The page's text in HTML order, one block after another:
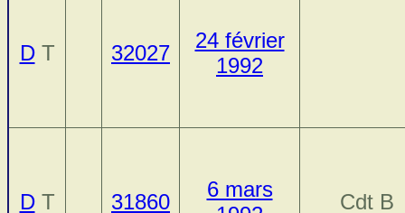
DT 32027
24 février
1992
DT 31860
6 mars
Cdt B